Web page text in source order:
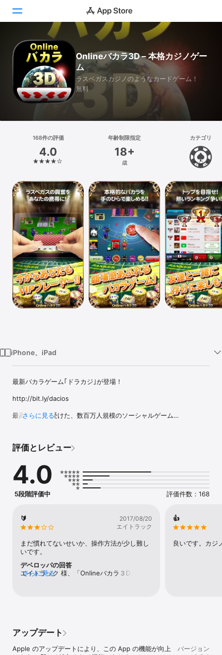
Today
ゲーム
アプリ
検索
プラットフォーム
iPhone
iPad
Mac
Vision
Watch
TV
Onlineバカラ3D – 本格カジノゲー
ム
ラスベガスカジノのようなカードゲーム！
無料
168件の評価
4.0
年齢制限指定
18+
歳
カテゴリ
カジノ
iPhone、iPad
最新バカラゲーム｢ドラカジ｣が登場！
http://bit.ly/dacios
最高の評価を受けた、数百万人規模のソーシャルゲーム
●●ラスベガスの興奮をあなたの携帯に！世界で最も優れたバカラ
世界各国のApp Storeランキングで常に上位にランクイン！
***************************************************
飽きることなく楽しめる、スクイーズ(絞り)機能！
全世界で数百万人が楽しむ、超リアルなカジノゲーム！
ベット、スクイーズ、徹底したゲーム分析で、本物のカジノさなが
いつでも、どこでもオンライン対戦可能な「Onlineバカラ3D」で世
界に挑戦！
ローラー！
● 友達を招待して一緒にプレイ!
● ドライバーの権限を別のプレイヤーに譲渡
● ゲームのスピードを選択可能（ゆっくり、普通、速い）
さらに見る
評価とレビュー
4.0
5段階評価中 評価件数：168
🔰
2017/08/20
エイトラック
まだ慣れてないせいか、操作方法が少し難し
いです。
デベロッパの回答
エイトラック 様、「Onlineバカラ３D」をお
で弊社顧客センターまでご連絡ください。1.
ップし、続いて「お問い合わせ」をタップ
さらに見る
👍
良いです。カジ
アップデート
Apple のアップデートにより、この App の機能が向上
バージョン